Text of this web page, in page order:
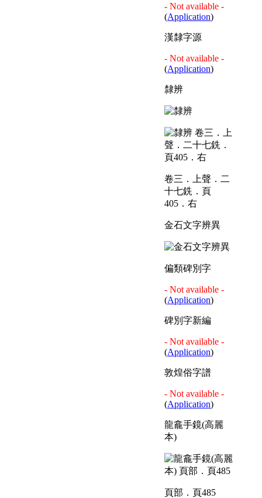
- Not available -
(Application)
漢隸字源
- Not available -
(Application)
隸辨
卷三．上聲．二
十七銑．頁
405．右
金石文字辨異
偏類碑別字
- Not available -
(Application)
碑別字新編
- Not available -
(Application)
敦煌俗字譜
- Not available -
(Application)
龍龕手鏡(高麗
本)
頁部．頁485